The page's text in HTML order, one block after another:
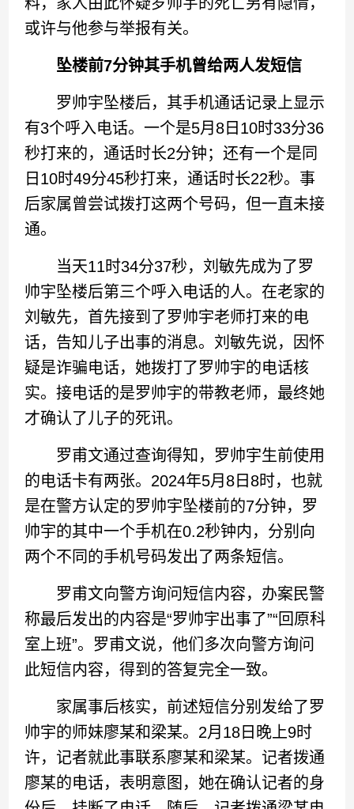
或许与他参与举报有关。
坠楼前7分钟其手机曾给两人发短信
罗帅宇坠楼后，其手机通话记录上显示
有3个呼入电话。一个是5月8日10时33分36
秒打来的，通话时长2分钟；还有一个是同
日10时49分45秒打来，通话时长22秒。事
后家属曾尝试拨打这两个号码，但一直未接
通。
当天11时34分37秒，刘敏先成为了罗
帅宇坠楼后第三个呼入电话的人。在老家的
刘敏先，首先接到了罗帅宇老师打来的电
话，告知儿子出事的消息。刘敏先说，因怀
疑是诈骗电话，她拨打了罗帅宇的电话核
实。接电话的是罗帅宇的带教老师，最终她
才确认了儿子的死讯。
罗甫文通过查询得知，罗帅宇生前使用
的电话卡有两张。2024年5月8日8时，也就
是在警方认定的罗帅宇坠楼前的7分钟，罗
帅宇的其中一个手机在0.2秒钟内，分别向
两个不同的手机号码发出了两条短信。
罗甫文向警方询问短信内容，办案民警
称最后发出的内容是“罗帅宇出事了”“回原科
室上班”。罗甫文说，他们多次向警方询问
此短信内容，得到的答复完全一致。
家属事后核实，前述短信分别发给了罗
帅宇的师妹廖某和梁某。2月18日晚上9时
许，记者就此事联系廖某和梁某。记者拨通
廖某的电话，表明意图，她在确认记者的身